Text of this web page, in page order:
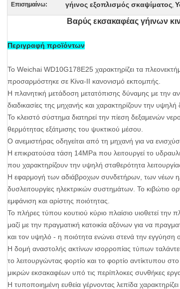
Επισημαίνω: γήινος εξοπλισμός σκαψίματος,
Βαρύς εκσακαφέας γήινων
Περιγραφή προϊόντων
Το Weichai WD10G178E25 χαρακτηρίζει τα
προσαρμόστηκε σε Κίνα-ΙΙ κανονισμό εκπομπής.
Η πλανητική μετάδοση μετατόπισης δύναμης με την
διαδικασίες της μηχανής και χαρακτηρίζουν την
Το κλειστό σύστημα διατηρεί την πίεση δεξαμενών
θερμότητας εξάτμισης του ψυκτικού μέσου.
Ο ανεμιστήρας οδηγείται από τη μηχανή για να
Η επικρατούσα τάση 14MPa που λειτουργεί το
που χαρακτηρίζουν την υψηλή σταθερότητα
Η εφαρμογή των αδιάβροχων συνδετήρων, των νέων
δυσλειτουργίες ηλεκτρικών συστημάτων. Το κιβώτιο
εμφάνιση και αρίστης ποιότητας.
Το πλήρες τύπου κουτιού κύριο πλαίσιο υιοθετεί
μαζί με την πραγματική κατοικία αξόνων για να
και τον υψηλό - η ποιότητα ενώνει στενά την εγγύηση
Η δομή αναστολής ακτίνων ισορροπίας τύπων
το λειτουργώντας φορτίο και το φορτίο αντίκτυπου
μικρών εκσακαφέων υπό τις περίπλοκες συνθήκες
Η τυποποιημένη ευθεία γέρνοντας λεπίδα